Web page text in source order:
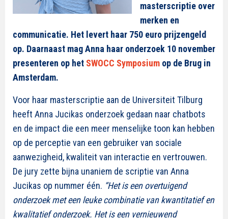
masterscriptie over
merken en
communicatie. Het levert haar 750 euro prijzengeld
op. Daarnaast mag Anna haar onderzoek 10 november
presenteren op het SWOCC Symposium op de Brug in
Amsterdam.
Voor haar masterscriptie aan de Universiteit Tilburg
heeft Anna Jucikas onderzoek gedaan naar chatbots
en de impact die een meer menselijke toon kan hebben
op de perceptie van een gebruiker van sociale
aanwezigheid, kwaliteit van interactie en vertrouwen.
De jury zette bijna unaniem de scriptie van Anna
Jucikas op nummer één. “Het is een overtuigend
onderzoek met een leuke combinatie van kwantitatief en
kwalitatief onderzoek. Het is een vernieuwend